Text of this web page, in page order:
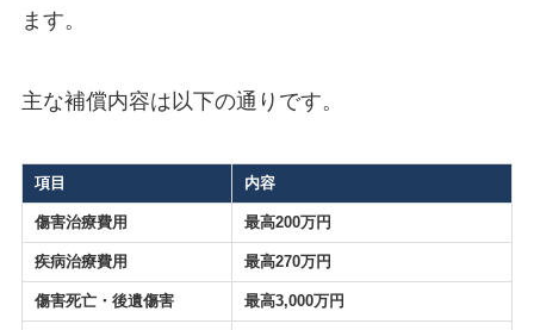
ます。
主な補償内容は以下の通りです。
項目 内容
傷害治療費用 最高200万円
疾病治療費用 最高270万円
傷害死亡・後遺傷害 最高3,000万円